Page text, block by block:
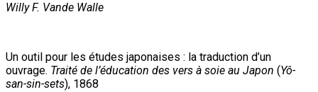
Willy F. Vande Walle
Un outil pour les études japonaises : la traduction d’un
ouvrage. Traité de l’éducation des vers à soie au Japon (Yô-
san-sin-sets), 1868